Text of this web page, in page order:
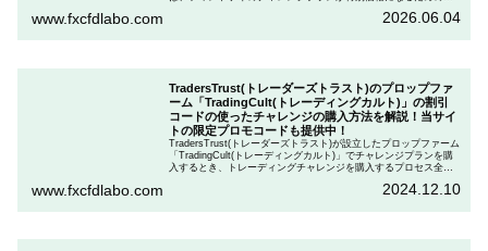
ランを申し込むときのクーポンコードを入力して割引にする方法
www.fxcfdlabo.com 2026.06.04
TradersTrust(トレーダーズトラスト)のプロップファ
ーム「TradingCult(トレーディングカルト)」の割引
コードの使ったチャレンジの購入方法を解説！当サイ
トの限定プロモコードも提供中！
TradersTrust(トレーダーズトラスト)が設立したプロップファーム
「TradingCult(トレーディングカルト)」でチャレンジプランを購
入するとき、トレーディングチャレンジを購入するプロセス全体
ます。さらに、TradingCultがほぼ定期的に実施している割引コー
www.fxcfdlabo.com 2024.12.10